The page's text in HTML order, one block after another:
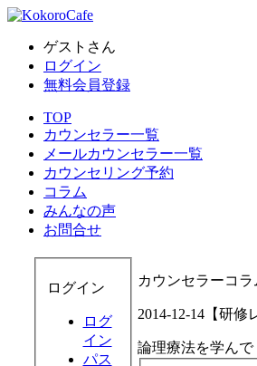
ゲストさん
ログイン
無料会員登録
TOP
カウンセラー一覧
メールカウンセラー一覧
カウンセリング予約
コラム
みんなの声
お問合せ
ログイン
ログ
イン
パス
カウンセラーコラ
2014-12-14【研修
論理療法を学んで